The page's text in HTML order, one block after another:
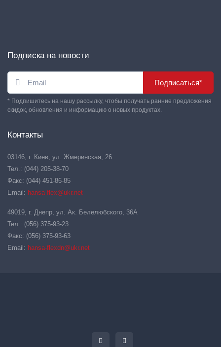
Подписка на новости
Подписаться*
* Подпишитесь на нашу рассылку, чтобы получать ранние предложения
скидок, обновления и информацию о новых продуктах.
Контакты
03146, г. Киев, ул. Жмеринская, 26
Тел.: (044) 205-38-70
Факс: (044) 451-86-85
Email: hansa-flex@ukr.net
49019, г. Днепр, ул. Ак. Белелюбского, 36А
Тел.: (056) 375-93-23
Факс: (056) 375-93-63
Email: hansa-flexdn@ukr.net